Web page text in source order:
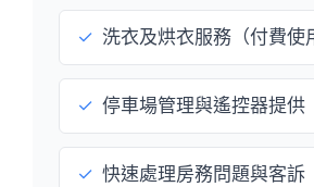
✓ 洗衣及烘衣服務（付費使
✓ 停車場管理與遙控器提供
✓ 快速處理房務問題與客訴